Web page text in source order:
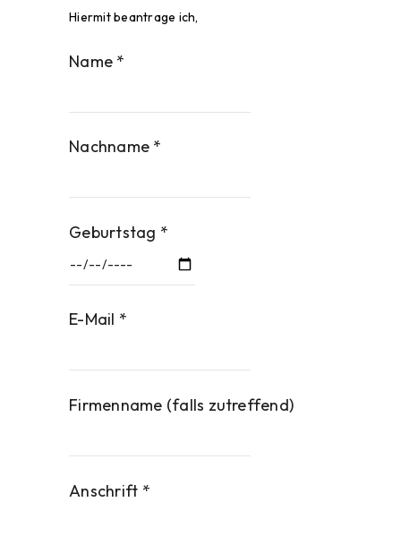
Hiermit beantrage ich,
Name *
Nachname *
Geburtstag *
E-Mail *
Firmenname (falls zutreffend)
Anschrift *